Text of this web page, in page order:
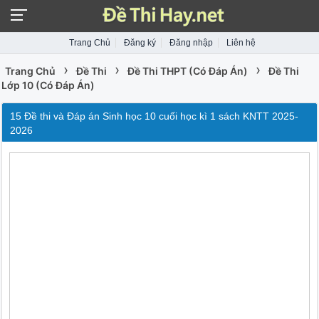
Trang Chủ Đăng ký Đăng nhập Liên hệ
Trang Chủ › Đề Thi › Đề Thi THPT (Có Đáp Án) ›
Đề Thi
Lớp 10 (Có Đáp Án)
15 Đề thi và Đáp án Sinh học 10 cuối học kì 1 sách KNTT 2025-
2026